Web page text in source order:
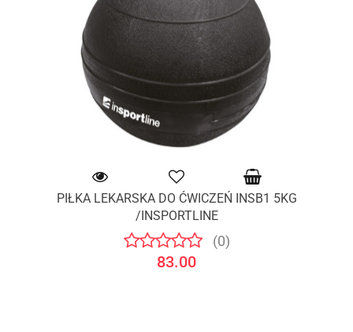
PIŁKA LEKARSKA DO ĆWICZEŃ INSB1 5KG
/INSPORTLINE
(0)
83.00